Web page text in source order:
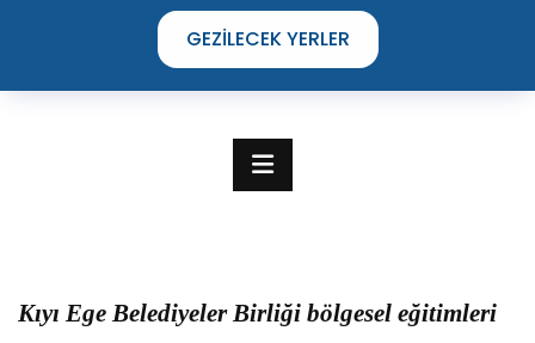
GEZILECEK YERLER
Kıyı Ege Belediyeler Birliği bölgesel eğitimleri